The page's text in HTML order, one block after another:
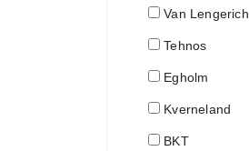
Van Lengerich
Tehnos
Egholm
Kverneland
BKT